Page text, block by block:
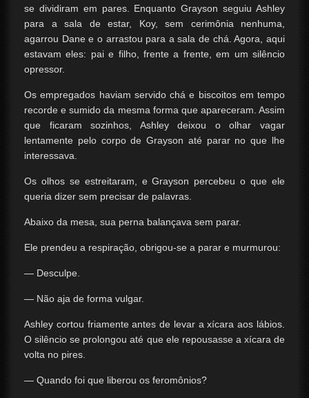
se dividiram em pares. Enquanto Grayson seguiu Ashley
para a sala de estar, Koy, sem cerimônia nenhuma,
agarrou Dane e o arrastou para a sala de chá. Agora, aqui
estavam eles: pai e filho, frente a frente, em um silêncio
opressor.
Os empregados haviam servido chá e biscoitos em tempo
recorde e sumido da mesma forma que apareceram. Assim
que ficaram sozinhos, Ashley deixou o olhar vagar
lentamente pelo corpo de Grayson até parar no que lhe
interessava.
Os olhos se estreitaram, e Grayson percebeu o que ele
queria dizer sem precisar de palavras.
Abaixo da mesa, sua perna balançava sem parar.
Ele prendeu a respiração, obrigou-se a parar e murmurou:
— Desculpe.
— Não aja de forma vulgar.
Ashley cortou friamente antes de levar a xícara aos lábios.
O silêncio se prolongou até que ele repousasse a xícara de
volta no pires.
— Quando foi que liberou os feromônios?